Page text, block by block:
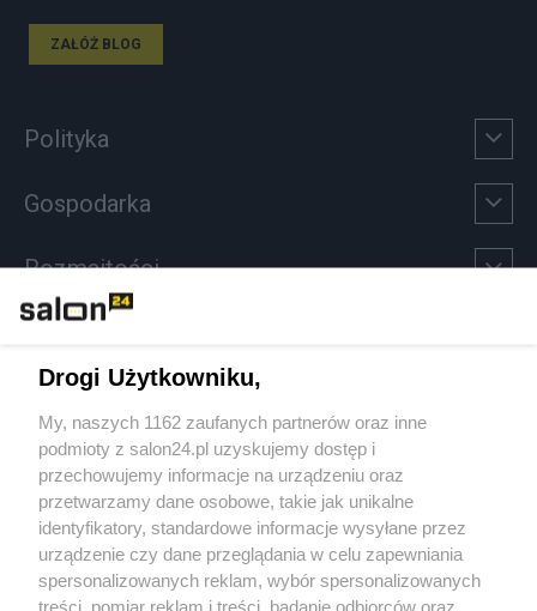
ZAŁÓŻ BLOG
Polityka
Gospodarka
Rozmaitości
Sport
Społeczeństwo
Kultura
Drogi Użytkowniku,
My, naszych 1162 zaufanych partnerów oraz inne
podmioty z salon24.pl uzyskujemy dostęp i
przechowujemy informacje na urządzeniu oraz
przetwarzamy dane osobowe, takie jak unikalne
identyfikatory, standardowe informacje wysyłane przez
urządzenie czy dane przeglądania w celu zapewniania
spersonalizowanych reklam, wybór spersonalizowanych
treści, pomiar reklam i treści, badanie odbiorców oraz